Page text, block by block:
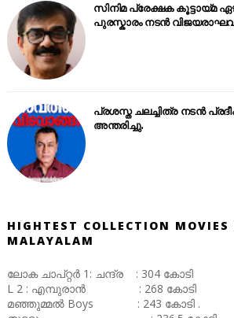
സിനിമ പ്രേക്ഷക കൂട്ടായ്മ
പുരസ്കാരം നടൻ
പ്രശസ്ത ചലച്ചിത്ര നടൻ
അന്തരിച്ചു.
HIGHTEST COLLECTION MOVIES
MALAYALAM
ലോക ചാപ്റ്റർ 1: ചന്ദ്ര : 304 കോടി
L 2 : എമ്പുരാൻ : 268 കോടി
മഞ്ഞുമ്മൽ Boys : 243 കോടി .